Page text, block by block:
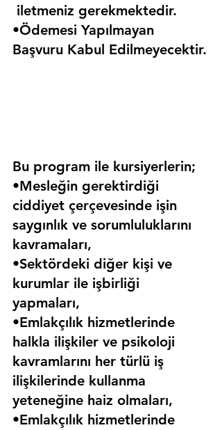
iletmeniz gerekmektedir.
•Ödemesi Yapılmayan
Başvuru Kabul Edilmeyecektir.
Bu program ile kursiyerlerin;
•Mesleğin gerektirdiği
ciddiyet çerçevesinde işin
saygınlık ve sorumluluklarını
kavramaları,
•Sektördeki diğer kişi ve
kurumlar ile işbirliği
yapmaları,
•Emlakçılık hizmetlerinde
halkla ilişkiler ve psikoloji
kavramlarını her türlü iş
ilişkilerinde kullanma
yeteneğine haiz olmaları,
•Emlakçılık hizmetlerinde